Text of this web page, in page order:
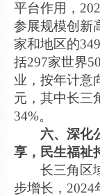
平台作用，
参展规模创新
家和地区的
括297家世界
业，按年计意
元，其中长三
34%。
六、深化
享，民生福祉
长三角区
步增长，2024